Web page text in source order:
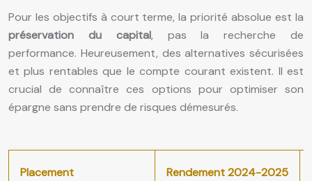
Pour les objectifs à court terme, la priorité absolue est la
préservation du capital, pas la recherche de
performance. Heureusement, des alternatives sécurisées
et plus rentables que le compte courant existent. Il est
crucial de connaître ces options pour optimiser son
épargne sans prendre de risques démesurés.
Placement Rendement 2024-2025